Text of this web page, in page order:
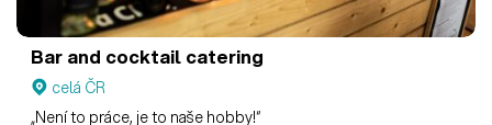
Bar and cocktail catering
celá ČR
„Není to práce, je to naše hobby!“